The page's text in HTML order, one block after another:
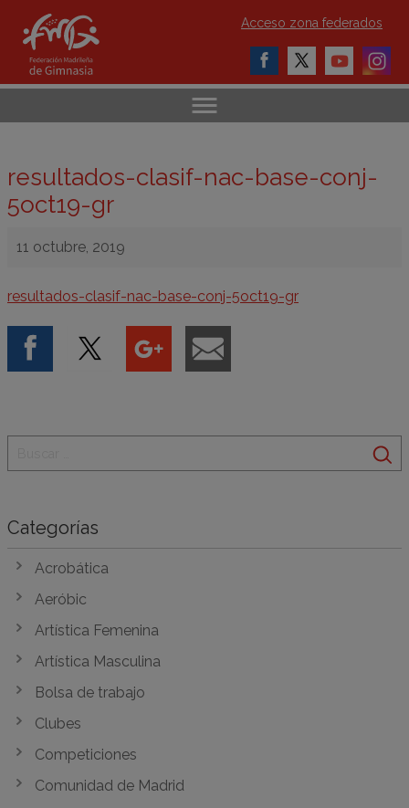
Acceso zona federados
resultados-clasif-nac-base-conj-
5oct19-gr
11 octubre, 2019
resultados-clasif-nac-base-conj-5oct19-gr
Categorías
Acrobática
Aeróbic
Artística Femenina
Artística Masculina
Bolsa de trabajo
Clubes
Competiciones
Comunidad de Madrid